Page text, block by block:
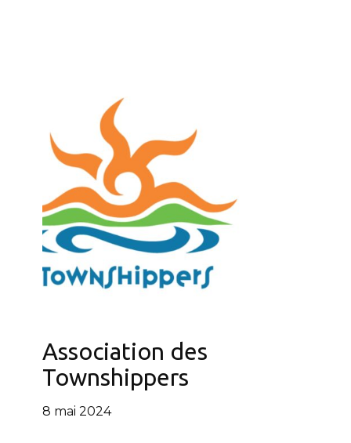
Association des
Townshippers
8 mai 2024